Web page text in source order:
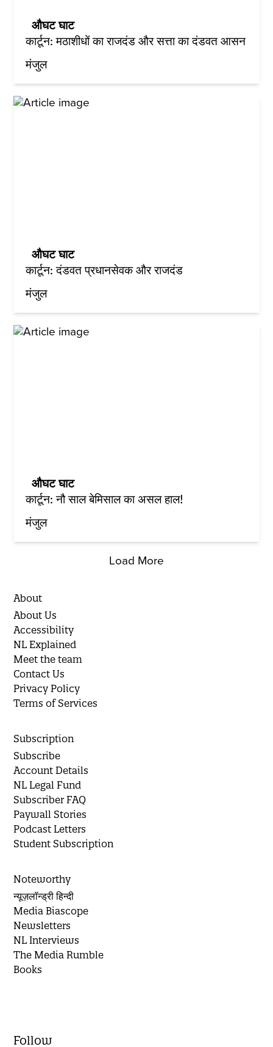
औघट घाट
कार्टून: मठाशीधों का राजदंड और सत्ता का दंडवत आसन
मंजुल
औघट घाट
कार्टून: दंडवत प्रधानसेवक और राजदंड
मंजुल
औघट घाट
कार्टून: नौ साल बेमिसाल का असल हाल!
मंजुल
Load More
About
About Us
Accessibility
NL Explained
Meet the team
Contact Us
Privacy Policy
Terms of Services
Subscription
Subscribe
Account Details
NL Legal Fund
Subscriber FAQ
Paywall Stories
Podcast Letters
Student Subscription
Noteworthy
न्यूज़लॉन्ड्री हिन्दी
Media Biascope
Newsletters
NL Interviews
The Media Rumble
Books
Follow